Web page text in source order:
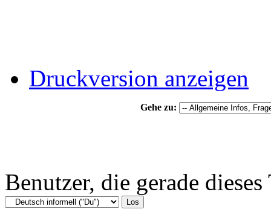
Druckversion anzeigen
Gehe zu:
Benutzer, die gerade